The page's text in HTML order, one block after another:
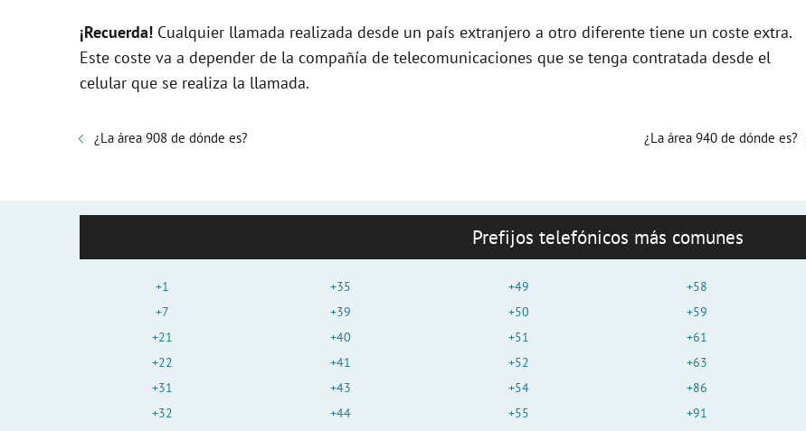
o
¡Recuerda! Cualquier llamada realizada desde un país extranjero a otro diferente tiene un coste extra.
Este coste va a depender de la compañía de telecomunicaciones que se tenga contratada desde el
celular que se realiza la llamada.
¿La área 908 de dónde es? ¿La área 940 de dónde es?
Prefijos telefónicos más comunes
+1
+7
+21
+22
+31
+32
+35
+39
+40
+41
+43
+44
+49
+50
+51
+52
+54
+55
+58
+59
+61
+63
+86
+91